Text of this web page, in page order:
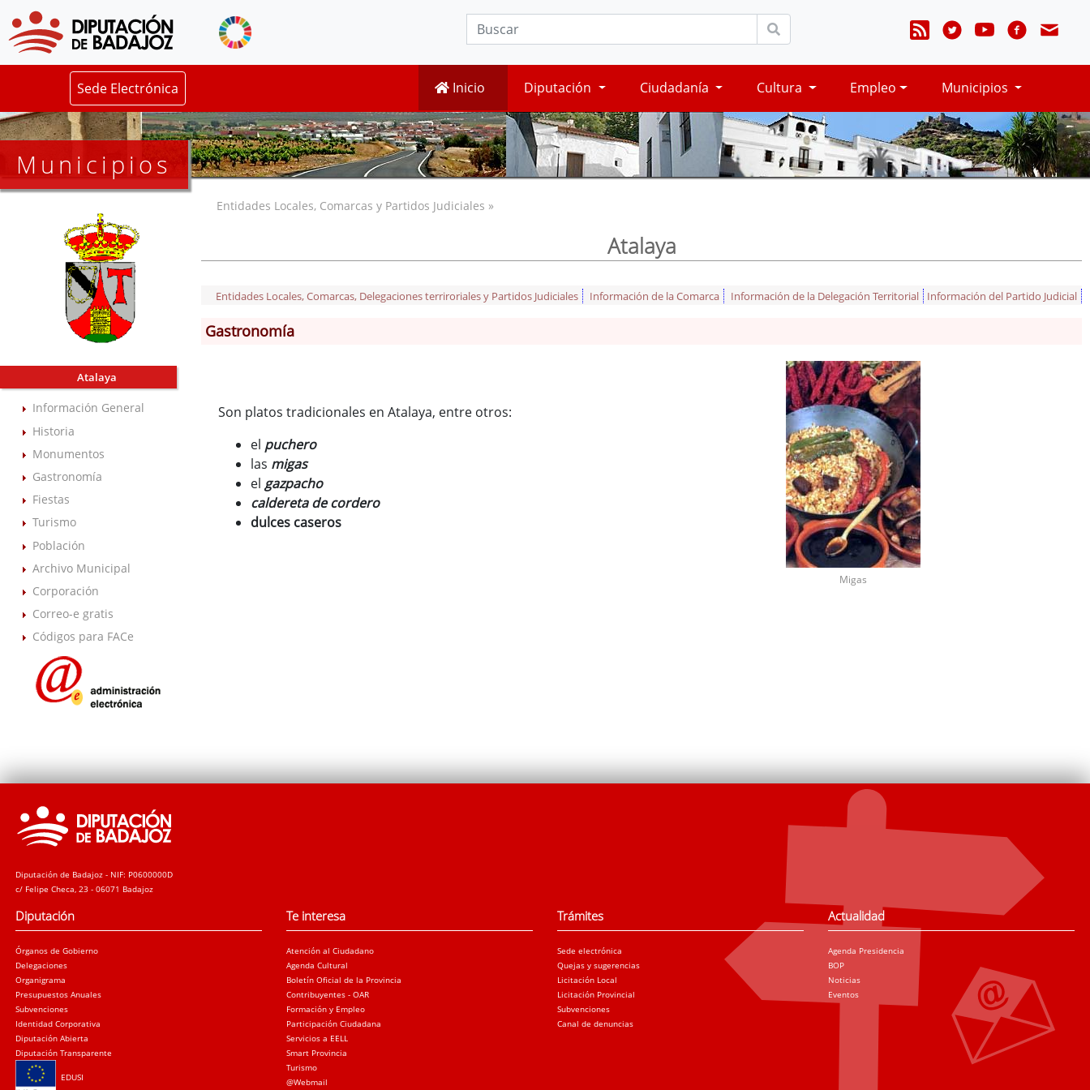
Sede Electrónica Inicio Diputación Ciudadanía Cultura Empleo Municipios
Municipios
Atalaya
Información General
Historia
Monumentos
Gastronomía
Fiestas
Turismo
Población
Archivo Municipal
Corporación
Correo-e gratis
Códigos para FACe
Entidades Locales, Comarcas y Partidos Judiciales »
Atalaya
Entidades Locales, Comarcas, Delegaciones terriroriales y Partidos Judiciales Información de la Comarca Información de la Delegación Territorial Información del Partido Judicial
Gastronomía
Son platos tradicionales en Atalaya, entre otros:
el puchero
las migas
elgazpacho
caldereta de cordero
dulces caseros
Migas
Diputación de Badajoz - NIF: P0600000D
c/ Felipe Checa, 23 - 06071 Badajoz
Diputación
Órganos de Gobierno
Delegaciones
Organigrama
Presupuestos Anuales
Subvenciones
Identidad Corporativa
Diputación Abierta
Diputación Transparente
EDUSI
Te interesa
Atención al Ciudadano
Agenda Cultural
Boletín Oficial de la Provincia
Contribuyentes - OAR
Formación y Empleo
Participación Ciudadana
Servicios a EELL
Smart Provincia
Turismo
@Webmail
Trámites
Sede electrónica
Quejas y sugerencias
Licitación Local
Licitación Provincial
Subvenciones
Canal de denuncias
Actualidad
Agenda Presidencia
BOP
Noticias
Eventos